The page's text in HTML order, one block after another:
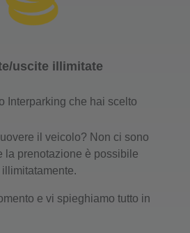
uscite illimitate
Interparking che hai scelto
il veicolo? Non ci sono
la prenotazione è possibile
e vi spieghiamo tutto in